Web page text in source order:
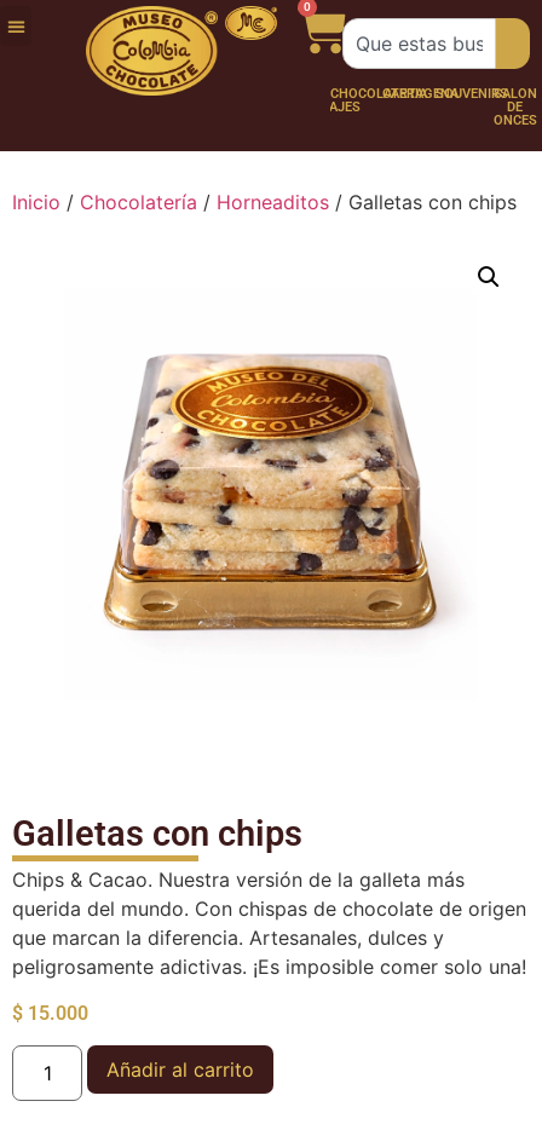
0
FUNDACIÓNNUESTRA
PERSONAJES
CHOCOLATERÍA
CARTAGENASOUVENIRSSALÓN
DE
ONCES
Inicio / Chocolatería / Horneaditos / Galletas con chips
Galletas con chips
Chips & Cacao. Nuestra versión de la galleta más
querida del mundo. Con chispas de chocolate de origen
que marcan la diferencia. Artesanales, dulces y
peligrosamente adictivas. ¡Es imposible comer solo una!
$ 15.000
Añadir al carrito